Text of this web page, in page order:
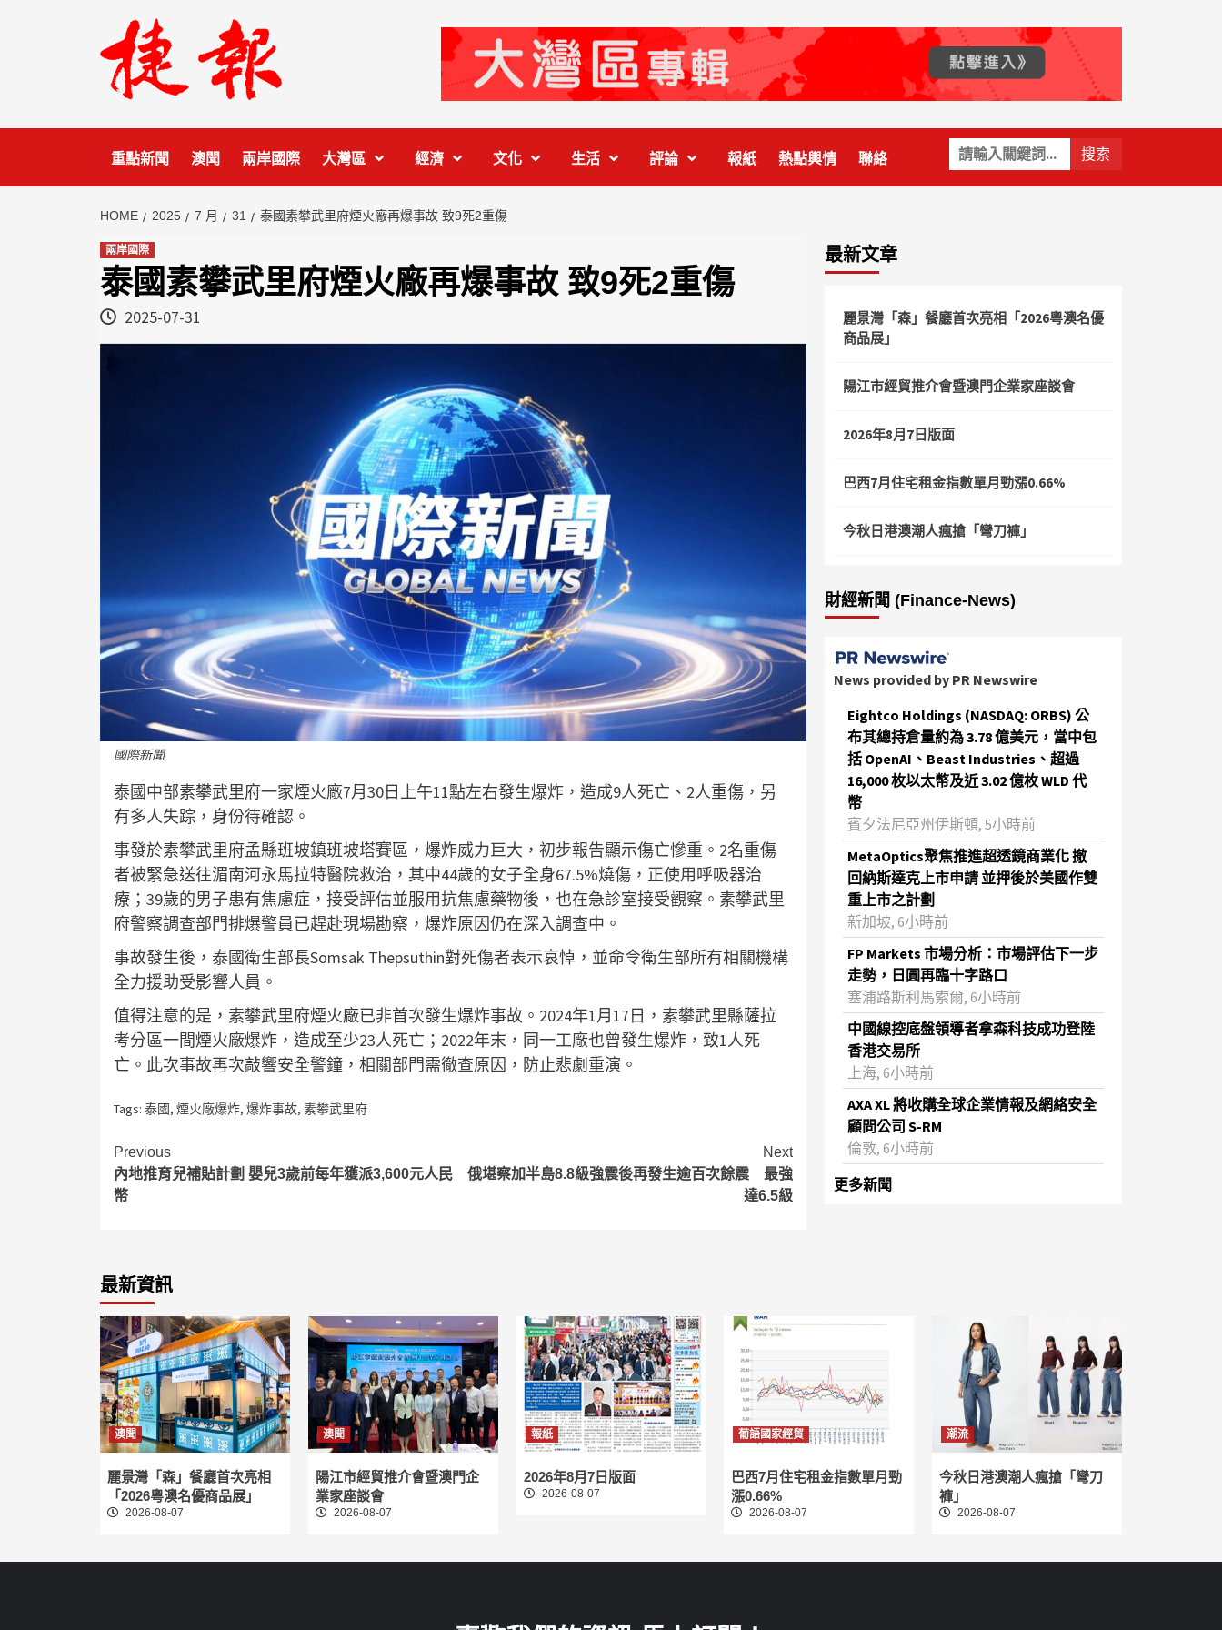
關
鍵
字:
重點新聞 澳聞 兩岸國際 大灣區 經濟 文化 生活 評論 報紙 熱點輿情 聯絡
HOME 2025 7 月 31 泰國素攀武里府煙火廠再爆事故 致9死2重傷
兩岸國際
泰國素攀武里府煙火廠再爆事故 致9死2重傷
2025-07-31
國際新聞
泰國中部素攀武里府一家煙火廠7月30日上午11點左右發生爆炸，造成9人死亡、2人重傷，另
有多人失踪，身份待確認。
事發於素攀武里府孟縣班坡鎮班坡塔賽區，爆炸威力巨大，初步報告顯示傷亡慘重。2名重傷
者被緊急送往湄南河永馬拉特醫院救治，其中44歲的女子全身67.5%燒傷，正使用呼吸器治
療；39歲的男子患有焦慮症，接受評估並服用抗焦慮藥物後，也在急診室接受觀察。素攀武里
府警察調查部門排爆警員已趕赴現場勘察，爆炸原因仍在深入調查中。
事故發生後，泰國衛生部長Somsak Thepsuthin對死傷者表示哀悼，並命令衛生部所有相關機構
全力援助受影響人員。
值得注意的是，素攀武里府煙火廠已非首次發生爆炸事故。2024年1月17日，素攀武里縣薩拉
考分區一間煙火廠爆炸，造成至少23人死亡；2022年末，同一工廠也曾發生爆炸，致1人死
亡。此次事故再次敲響安全警鐘，相關部門需徹查原因，防止悲劇重演。
Tags: 泰國, 煙火廠爆炸, 爆炸事故, 素攀武里府
Continue
Reading
Previous
內地推育兒補貼計劃 嬰兒3歲前每年獲派3,600元人民
幣
Next
俄堪察加半島8.8級強震後再發生逾百次餘震 最強
達6.5級
最新文章
麗景灣「森」餐廳首次亮相「2026粵澳名優
商品展」
陽江市經貿推介會暨澳門企業家座談會
2026年8月7日版面
巴西7月住宅租金指數單月勁漲0.66%
今秋日港澳潮人瘋搶「彎刀褲」
財經新聞 (Finance-News)
News provided by PR Newswire
Eightco Holdings (NASDAQ: ORBS) 公
布其總持倉量約為 3.78 億美元，當中包
括 OpenAI、Beast Industries、超過
16,000 枚以太幣及近 3.02 億枚 WLD 代
幣
賓夕法尼亞州伊斯頓, 5小時前
MetaOptics聚焦推進超透鏡商業化 撤
回納斯達克上市申請 並押後於美國作雙
重上市之計劃
新加坡, 6小時前
FP Markets 市場分析：市場評估下一步
走勢，日圓再臨十字路口
塞浦路斯利馬索爾, 6小時前
中國線控底盤領導者拿森科技成功登陸
香港交易所
上海, 6小時前
AXA XL 將收購全球企業情報及網絡安全
顧問公司 S-RM
倫敦, 6小時前
更多新聞
最新資訊
澳聞
麗景灣「森」餐廳首次亮相
「2026粵澳名優商品展」
2026-08-07
澳聞
陽江市經貿推介會暨澳門企
業家座談會
2026-08-07
報紙
2026年8月7日版面
2026-08-07
葡語國家經貿
巴西7月住宅租金指數單月勁
漲0.66%
2026-08-07
潮流
今秋日港澳潮人瘋搶「彎刀
褲」
2026-08-07